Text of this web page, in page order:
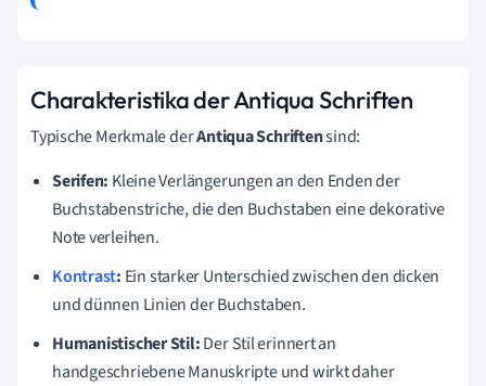
Charakteristika der Antiqua Schriften
Typische Merkmale derAntiqua Schriftensind:
Serifen: Kleine Verlängerungen an den Enden der
Buchstabenstriche, die den Buchstaben eine dekorative
Note verleihen.
Kontrast: Ein starker Unterschied zwischen den dicken
und dünnen Linien der Buchstaben.
Humanistischer Stil:Der Stil erinnert an
handgeschriebene Manuskripte und wirkt daher